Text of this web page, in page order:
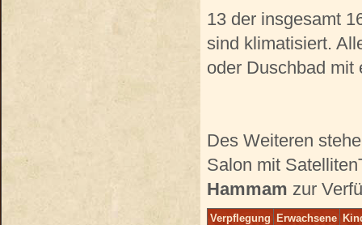
13 der insgesamt
sind klimatisiert.
oder Duschbad mit
Des Weiteren
Salon mit
Hammam zur
Verpflegung Erwachsene